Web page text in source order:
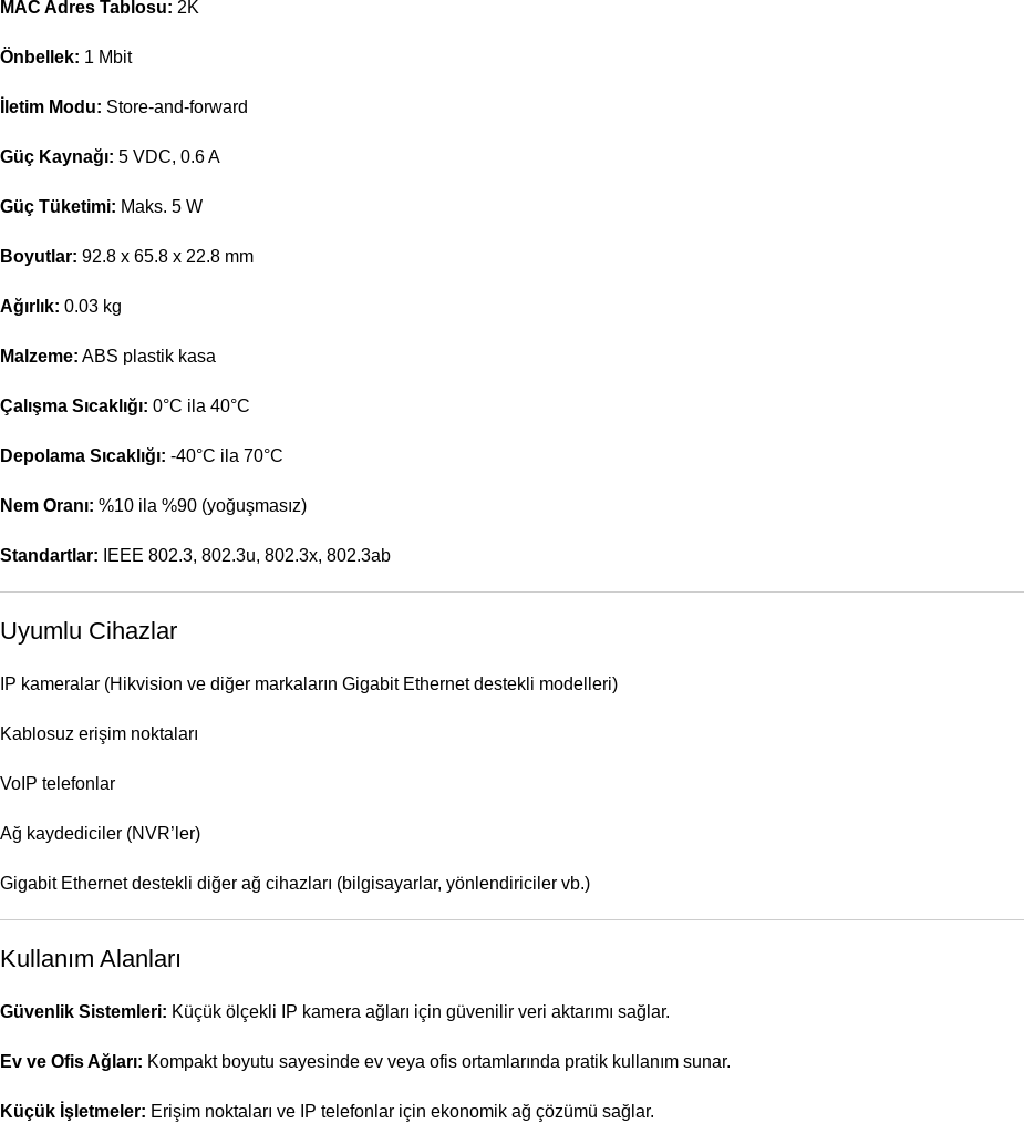
MAC Adres Tablosu: 2K
Önbellek: 1 Mbit
İletim Modu: Store-and-forward
Güç Kaynağı: 5 VDC, 0.6 A
Güç Tüketimi: Maks. 5 W
Boyutlar: 92.8 x 65.8 x 22.8 mm
Ağırlık: 0.03 kg
Malzeme: ABS plastik kasa
Çalışma Sıcaklığı: 0°C ila 40°C
Depolama Sıcaklığı: -40°C ila 70°C
Nem Oranı: %10 ila %90 (yoğuşmasız)
Standartlar: IEEE 802.3, 802.3u, 802.3x, 802.3ab
Uyumlu Cihazlar
IP kameralar (Hikvision ve diğer markaların Gigabit Ethernet destekli modelleri)
Kablosuz erişim noktaları
VoIP telefonlar
Ağ kaydediciler (NVR’ler)
Gigabit Ethernet destekli diğer ağ cihazları (bilgisayarlar, yönlendiriciler vb.)
Kullanım Alanları
Güvenlik Sistemleri: Küçük ölçekli IP kamera ağları için güvenilir veri aktarımı sağlar.
Ev ve Ofis Ağları: Kompakt boyutu sayesinde ev veya ofis ortamlarında pratik kullanım sunar.
Küçük İşletmeler: Erişim noktaları ve IP telefonlar için ekonomik ağ çözümü sağlar.